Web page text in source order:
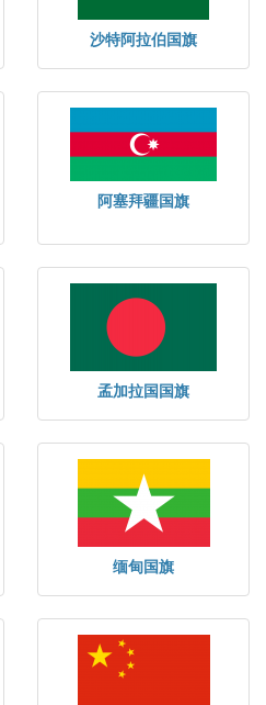
沙特阿拉伯国旗
阿塞拜疆国旗
孟加拉国国旗
缅甸国旗